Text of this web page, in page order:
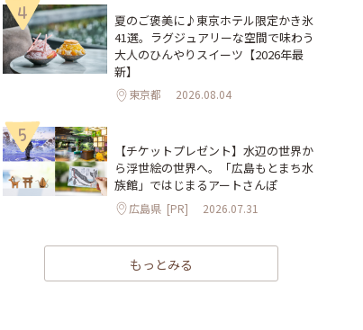
4
夏のご褒美に♪東京ホテル限定かき氷
41選。ラグジュアリーな空間で味わう
大人のひんやりスイーツ【2026年最
新】
東京都 2026.08.04
5
【チケットプレゼント】水辺の世界か
ら浮世絵の世界へ。「広島もとまち水
族館」ではじまるアートさんぽ
広島県 [PR] 2026.07.31
もっとみる